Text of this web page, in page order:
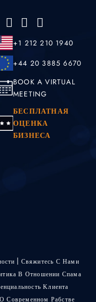
+1 212 210 1940
+44 20 3885 6670
BOOK A VIRTUAL
MEETING
БЕСПЛАТНАЯ
ОЦЕНКА
БИЗНЕСА
Свяжитесь С Нами
В Отношении Спама
Kлиента
Современном Рабстве